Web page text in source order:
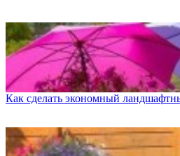
Как сделать экономный